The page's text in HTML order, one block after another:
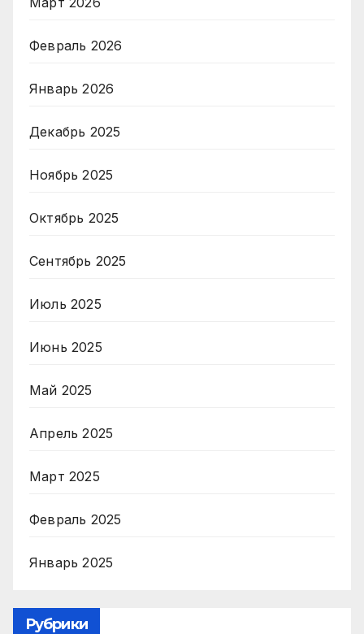
Февраль 2026
Январь 2026
Декабрь 2025
Ноябрь 2025
Октябрь 2025
Сентябрь 2025
Июль 2025
Июнь 2025
Май 2025
Апрель 2025
Март 2025
Февраль 2025
Январь 2025
Рубрики